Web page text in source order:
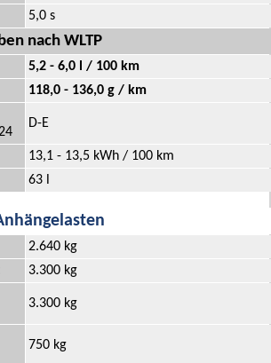
5,0 s
nach WLTP
5,2 - 6,0 l / 100 km
118,0 - 136,0 g / km
D-E
13,1 - 13,5 kWh / 100 km
63 l
2.640 kg
3.300 kg
3.300 kg
750 kg